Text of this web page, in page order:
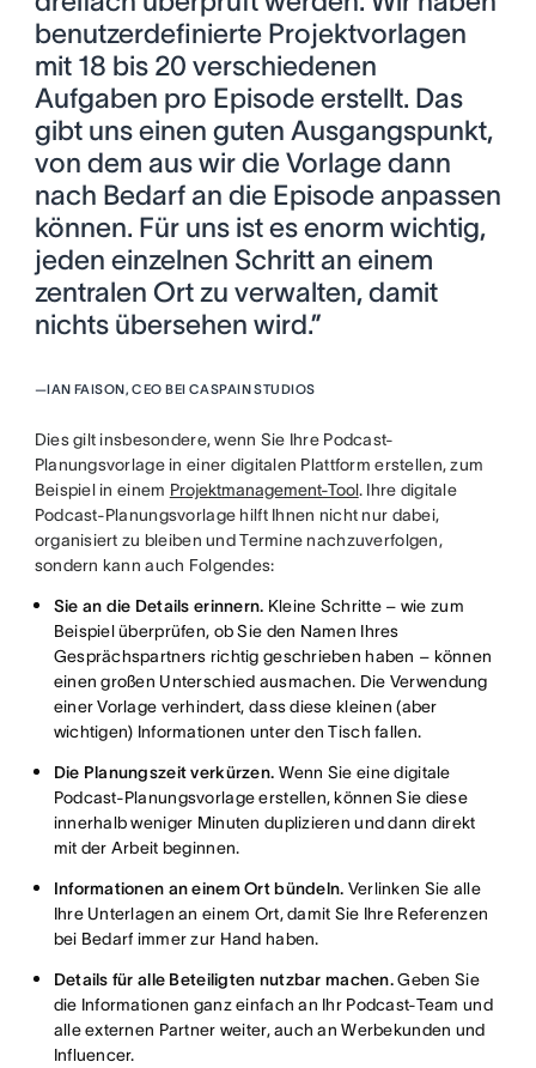
benutzerdefinierte Projektvorlagen
mit 18 bis 20 verschiedenen
Aufgaben pro Episode erstellt. Das
gibt uns einen guten Ausgangspunkt,
von dem aus wir die Vorlage dann
nach Bedarf an die Episode anpassen
können. Für uns ist es enorm wichtig,
jeden einzelnen Schritt an einem
zentralen Ort zu verwalten, damit
nichts übersehen wird.”
—IAN FAISON, CEO BEI CASPAIN STUDIOS
Dies gilt insbesondere, wenn Sie Ihre Podcast-
Planungsvorlage in einer digitalen Plattform erstellen, zum
Beispiel in einem Projektmanagement-Tool. Ihre digitale
Podcast-Planungsvorlage hilft Ihnen nicht nur dabei,
organisiert zu bleiben und Termine nachzuverfolgen,
sondern kann auch Folgendes:
Sie an die Details erinnern. Kleine Schritte – wie zum
Beispiel überprüfen, ob Sie den Namen Ihres
Gesprächspartners richtig geschrieben haben – können
einen großen Unterschied ausmachen. Die Verwendung
einer Vorlage verhindert, dass diese kleinen (aber
wichtigen) Informationen unter den Tisch fallen.
Die Planungszeit verkürzen. Wenn Sie eine digitale
Podcast-Planungsvorlage erstellen, können Sie diese
innerhalb weniger Minuten duplizieren und dann direkt
mit der Arbeit beginnen.
Informationen an einem Ort bündeln. Verlinken Sie alle
Ihre Unterlagen an einem Ort, damit Sie Ihre Referenzen
bei Bedarf immer zur Hand haben.
Details für alle Beteiligten nutzbar machen.Geben Sie
die Informationen ganz einfach an Ihr Podcast-Team und
alle externen Partner weiter, auch an Werbekunden und
Influencer.